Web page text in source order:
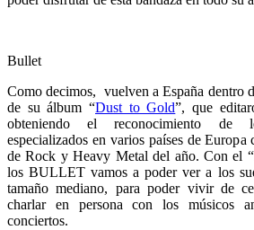
Bullet
Como decimos, vuelven a España dentro
de su álbum “Dust to Gold”, que
obteniendo el reconocimiento de
especializados en varios países de
de Rock y Heavy Metal del año. Con el
los BULLET vamos a poder ver a los
tamaño mediano, para poder vivir de
charlar en persona con los músicos
conciertos.